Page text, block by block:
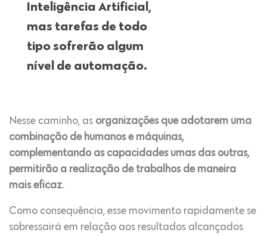
Inteligência Artificial,
mas tarefas de todo
tipo sofrerão algum
nível de automação.
Nesse caminho, as organizações que adotarem uma
combinação de humanos e máquinas,
complementando as capacidades umas das outras,
permitirão a realização de trabalhos de maneira
mais eficaz.
Como consequência, esse movimento rapidamente se
sobressairá em relação aos resultados alcançados